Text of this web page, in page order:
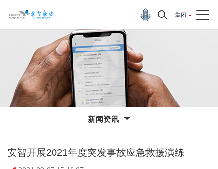
集团
新闻资讯
安智开展2021年度突发事故应急救援演练